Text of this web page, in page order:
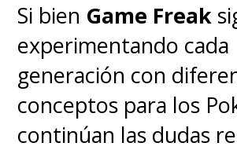
Si bien Game Freak
experimentando cada
generación con
conceptos para los
continúan las dudas